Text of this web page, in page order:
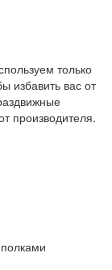
только
избавить вас от
производителя.